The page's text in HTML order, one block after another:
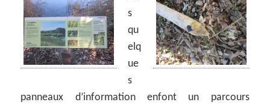
s
qu
elq
ue
s
panneaux d’information enfont un parcours